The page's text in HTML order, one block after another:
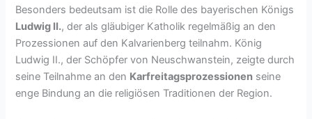
Besonders bedeutsam ist die Rolle des bayerischen Königs
Ludwig II., der als gläubiger Katholik regelmäßig an den
Prozessionen auf den Kalvarienberg teilnahm. König
Ludwig II., der Schöpfer von Neuschwanstein, zeigte durch
seine Teilnahme an den Karfreitagsprozessionen seine
enge Bindung an die religiösen Traditionen der Region.